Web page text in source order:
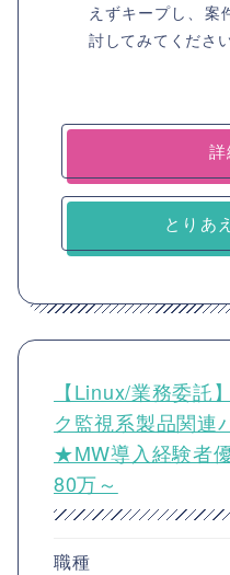
えずキープし、案
討してみてください
とりあ
【Linux/業務委託
ク監視系製品関連
★MW導入経験者
80万～
職種